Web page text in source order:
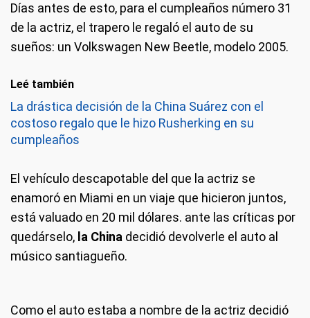
Días antes de esto, para el cumpleaños número 31
de la actriz, el trapero le regaló el auto de su
sueños: un Volkswagen New Beetle, modelo 2005.
Leé también
La drástica decisión de la China Suárez con el
costoso regalo que le hizo Rusherking en su
cumpleaños
El vehículo descapotable del que la actriz se
enamoró en Miami en un viaje que hicieron juntos,
está valuado en 20 mil dólares. ante las críticas por
quedárselo, la China decidió devolverle el auto al
músico santiagueño.
Como el auto estaba a nombre de la actriz decidió